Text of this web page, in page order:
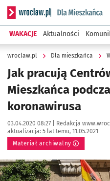
Serwis informacyjny
WAKACJE Aktualności
wroclaw.pl Dla mieszkańca
Jak pracują
Mieszkańca
koronawirusa
Data publikacji:
03.04.2020 08:27 | Autor:
Redakcja
aktualizacja: 5 lat temu, 11.05.2021
Materiał archiwalny
Kliknij, aby powiększyć